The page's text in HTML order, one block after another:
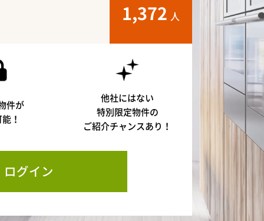
1,372 人
件が
！
他社にはない
特別限定物件の
ご紹介チャンスあり！
ログイン